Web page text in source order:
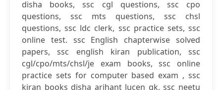
disha books, ssc cgl questions, ssc cpo
questions, ssc mts questions, ssc chsl
questions, ssc ldc clerk, ssc practice sets, ssc
online test. ssc English chapterwise solved
papers, ssc english kiran publication, ssc
cgl/cpo/mts/chsl/je exam books, ssc online
practice sets for computer based exam , ssc
kiran books disha arihant lucen gk, ssc neetu